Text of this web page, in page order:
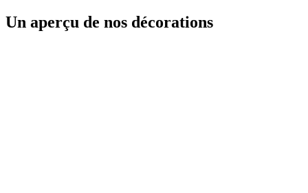
Un aperçu de nos décorations